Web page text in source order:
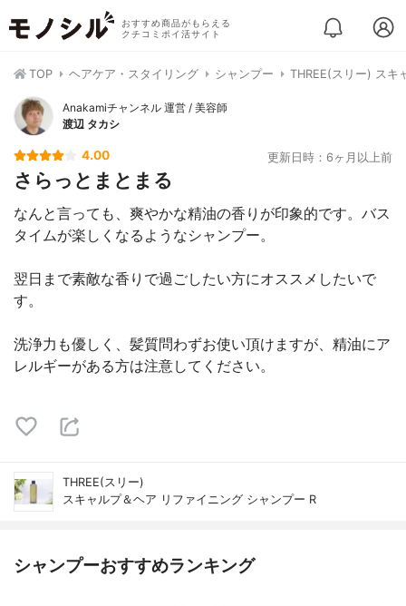
おすすめ商品がもらえる
クチコミポイ活サイト
TOP ヘアケア・スタイリング シャンプー THREE(スリー) スキ
Anakamiチャンネル 運営 / 美容師
渡辺 タカシ
4.00 更新日時：6ヶ月以上前
さらっとまとまる
なんと言っても、爽やかな精油の香りが印象的です。バス
タイムが楽しくなるようなシャンプー。
翌日まで素敵な香りで過ごしたい方にオススメしたいで
す。
洗浄力も優しく、髪質問わずお使い頂けますが、精油にア
レルギーがある方は注意してください。
THREE(スリー)
スキャルプ＆ヘア リファイニング シャンプー R
シャンプーおすすめランキング